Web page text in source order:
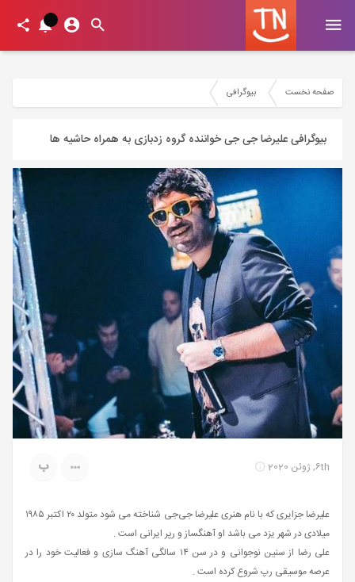
صفحه نخست بیوگرافی
بیوگرافی علیرضا جی جی خواننده گروه زدبازی به همراه حاشیه ها
6th, ژوئن 2020 ب
علیرضا جزایری که با نام هنری علیرضا جی‌جی شناخته می شود متولد ۲۰ اکتبر ۱۹۸۵
میلادی در شهر یزد می باشد او آهنگساز و رپر ایرانی است .
علی رضا از سنین نوجوانی و در سن ۱۴ سالگی آهنگ سازی و فعالیت خود را در
عرصه موسیقی رپ شروع کرده‌ است .